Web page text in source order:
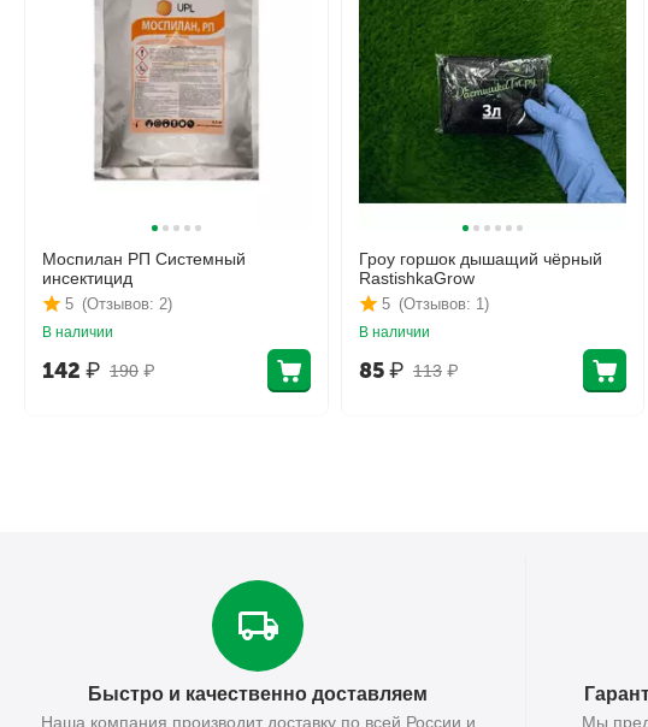
Моспилан РП Системный
инсектицид
(Отзывов: 2)
5
В наличии
190 ₽
142 ₽
Гроу горшок дышащий чёрный
RastishkaGrow
(Отзывов: 1)
5
В наличии
113 ₽
85 ₽
Быстро и качественно доставляем
Наша компания производит доставку по всей России и
Мы